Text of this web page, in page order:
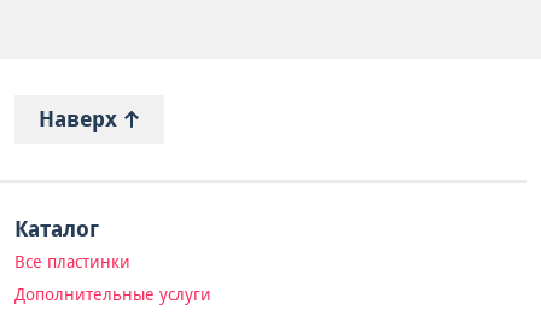
Наверх
Каталог
Все пластинки
Дополнительные услуги